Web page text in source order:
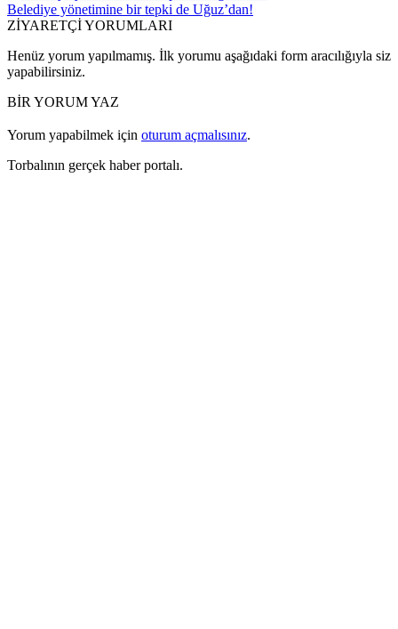
Belediye yönetimine bir tepki de Uğuz’dan!
ZİYARETÇİ YORUMLARI
Henüz yorum yapılmamış. İlk yorumu aşağıdaki form aracılığıyla siz
yapabilirsiniz.
BİR YORUM YAZ
Yorum yapabilmek için oturum açmalısınız.
Torbalının gerçek haber portalı.